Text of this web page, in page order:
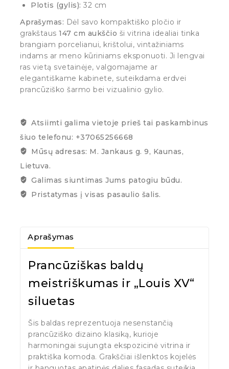
Plotis (gylis): 32 cm
Aprašymas: Dėl savo kompaktiško pločio ir
grakštaus 147 cm aukščio ši vitrina idealiai tinka
brangiam porcelianui, krištolui, vintažiniams
indams ar meno kūriniams eksponuoti. Ji lengvai
ras vietą svetainėje, valgomajame ar
elegantiškame kabinete, suteikdama erdvei
prancūziško šarmo bei vizualinio gylio.
Atsiimti galima vietoje prieš tai paskambinus
šiuo telefonu: +37065256668
Mūsų adresas: M. Jankaus g. 9, Kaunas,
Lietuva.
Galimas siuntimas Jums patogiu būdu.
Pristatymas į visas pasaulio šalis.
Aprašymas
Prancūziškas baldų
meistriškumas ir „Louis XV“
siluetas
Šis baldas reprezentuoja nesenstančią
prancūziško dizaino klasiką, kurioje
harmoningai sujungta ekspozicinė vitrina ir
praktiška komoda. Grakščiai išlenktos kojelės